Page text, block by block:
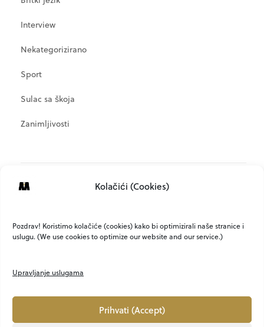
Kolačići (Cookies)
Pozdrav! Koristimo kolačiće (cookies) kako bi optimizirali naše stranice i
uslugu. (We use cookies to optimize our website and our service.)
Upravljanje uslugama
Prihvati (Accept)
Interview
Nekategorizirano
Sport
Sulac sa škoja
Zanimljivosti
Kanal objava
Kanal komentara